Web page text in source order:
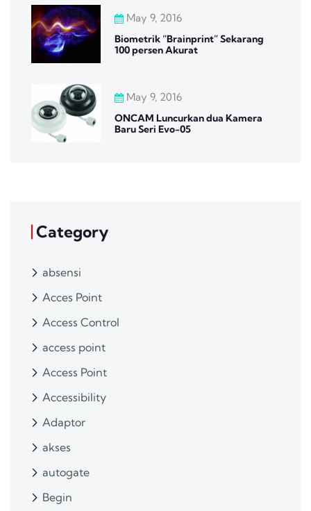
May 9, 2016
Biometrik “Brainprint” Sekarang
100 persen Akurat
May 9, 2016
ONCAM Luncurkan dua Kamera
Baru Seri Evo-05
Category
absensi
Acces Point
Access Control
access point
Access Point
Accessibility
Adaptor
akses
autogate
Begin